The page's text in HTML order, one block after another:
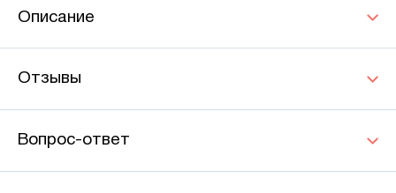
Описание
Отзывы
Вопрос-ответ